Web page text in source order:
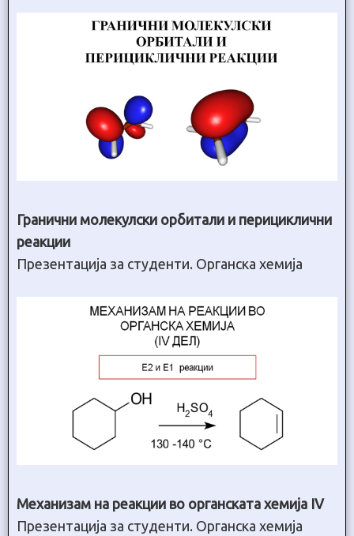
Гранични молекулски орбитали и перициклични
реакции
Презентација за студенти. Органска хемија
Механизам на реакции во органската хемија IV
Презентација за студенти. Органска хемија